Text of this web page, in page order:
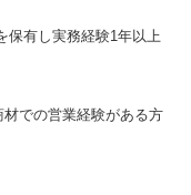
保有し実務経験1年以上
材での営業経験がある方